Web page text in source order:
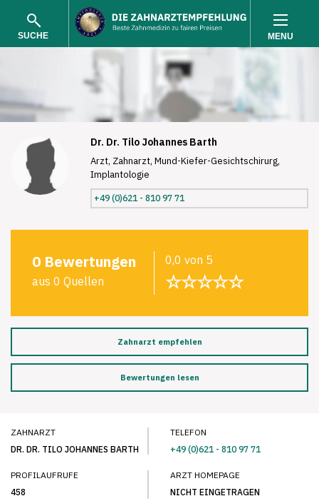
SUCHE
SUCHEN
MENU
Dr. Dr. Tilo Johannes Barth
Arzt, Zahnarzt, Mund-Kiefer-Gesichtschirurg,
Implantologie
+49 (0)621 - 810 97 71
0 Bewertungen
aus 0 Quellen
0,0 von 5
☆☆☆☆☆
Zahnarzt empfehlen
Bewertungen lesen
ZAHNARZT
DR. DR. TILO JOHANNES BARTH
TELEFON
+49 (0)621 - 810 97 71
PROFILAUFRUFE
458
ARZT HOMEPAGE
NICHT EINGETRAGEN